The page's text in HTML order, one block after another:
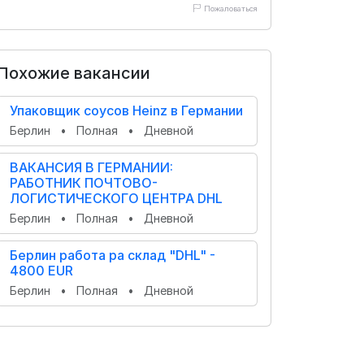
Пожаловаться
вакансии
Упаковщик соусов Heinz в Германии
Берлин • Полная • Дневной
ВАКАНСИЯ В ГЕРМАНИИ:
РАБОТНИК ПОЧТОВО-
ЛОГИСТИЧЕСКОГО ЦЕНТРА DHL
Берлин • Полная • Дневной
Берлин работа ра склад "DHL" -
4800 EUR
Берлин • Полная • Дневной